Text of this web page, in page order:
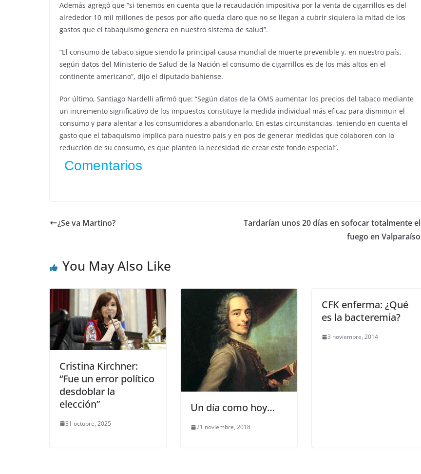
Además agregó que “si tenemos en cuenta que la recaudación impositiva por la venta de cigarrillos es del
alrededor 10 mil millones de pesos por año queda claro que no se llegan a cubrir siquiera la mitad de los
gastos que el tabaquismo genera en nuestro sistema de salud”.
“El consumo de tabaco sigue siendo la principal causa mundial de muerte prevenible y, en nuestro país,
según datos del Ministerio de Salud de la Nación el consumo de cigarrillos es de los más altos en el
continente americano”, dijo el diputado bahiense.
Por último, Santiago Nardelli afirmó que: “Según datos de la OMS aumentar los precios del tabaco mediante
un incremento significativo de los impuestos constituye la medida individual más eficaz para disminuir el
consumo y para alentar a los consumidores a abandonarlo. En estas circunstancias, teniendo en cuenta el
gasto que el tabaquismo implica para nuestro país y en pos de generar medidas que colaboren con la
reducción de su consumo, es que planteo la necesidad de crear este fondo especial”.
Comentarios
¿Se va Martino?
Tardarían unos 20 días en sofocar totalmente el
fuego en Valparaíso
You May Also Like
Cristina Kirchner:
“Fue un error político
desdoblar la
elección”
31 octubre, 2025
Un día como hoy…
21 noviembre, 2018
CFK enferma: ¿Qué
es la bacteremia?
3 noviembre, 2014